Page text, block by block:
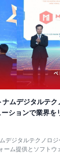
ムデジタルテク
ションで業界を
ジタルテクノロジ
ーム提供とソフトウ